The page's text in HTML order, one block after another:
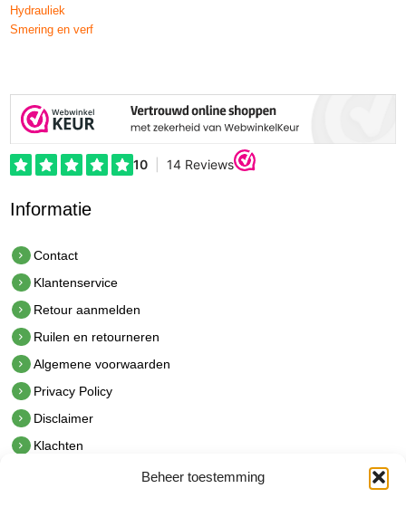
Beheer toestemming
Hydrauliek
Smering en verf
Informatie
Contact
Klantenservice
Retour aanmelden
Ruilen en retourneren
Algemene voorwaarden
Privacy Policy
Disclaimer
Klachten